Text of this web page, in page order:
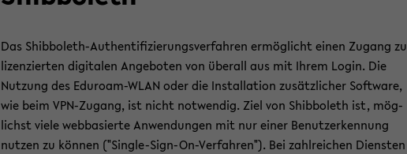
Das Shibboleth-​Authentifizierungsverfahren er­mög­licht einen Zu­gang zu
li­zen­zier­ten di­gi­ta­len An­ge­bo­ten von über­all aus mit Ihrem Login. Die
Nut­zung des Eduroam-​WLAN oder die In­stal­la­ti­on zu­sätz­li­cher Soft­ware,
wie beim VPN-​Zugang, ist nicht not­wen­dig. Ziel von Shib­bo­leth ist, mög­
lichst viele web­ba­sier­te An­wen­dun­gen mit nur einer Be­nut­z­er­ken­nung
nut­zen zu kön­nen ("Single-​Sign-On-Verfahren"). Bei zahl­rei­chen Diens­ten